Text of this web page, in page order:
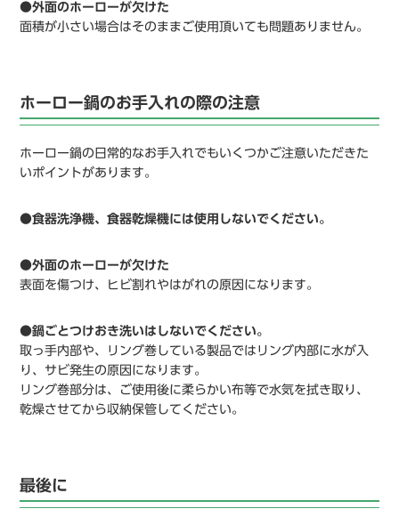
●外面のホーローが欠けた
面積が小さい場合はそのままご使用頂いても問題ありません。
ホーロー鍋のお手入れの際の注意
ホーロー鍋の日常的なお手入れでもいくつかご注意いただきた
いポイントがあります。
●食器洗浄機、食器乾燥機には使用しないでください。
●外面のホーローが欠けた
表面を傷つけ、ヒビ割れやはがれの原因になります。
●鍋ごとつけおき洗いはしないでください。
取っ手内部や、リング巻している製品ではリング内部に水が入
り、サビ発生の原因になります。
リング巻部分は、ご使用後に柔らかい布等で水気を拭き取り、
乾燥させてから収納保管してください。
最後に